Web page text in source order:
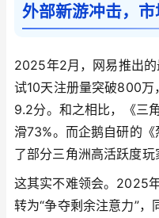
外部新游冲击，
2025年2月，网易推出
试10天注册量突破800万
9.2分。和之相比，《三
滑73%。而企鹅自研的
了部分三角洲高活跃度玩
这其实不难领会。2025
转为“争夺剩余注意力”